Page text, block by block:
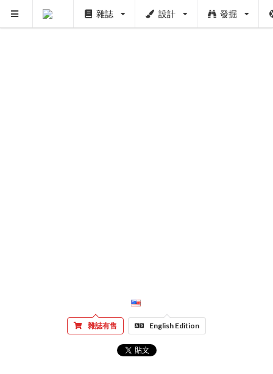
雜誌 設計 發掘
雜誌有售 English Edition